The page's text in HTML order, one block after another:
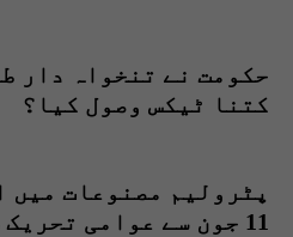
کتنا ٹیکس وصول کیا؟
پٹرولیم مصنوعات میں
11 جون سے عوامی